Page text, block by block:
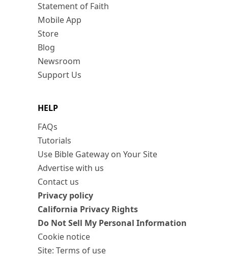
Statement of Faith
Mobile App
Store
Blog
Newsroom
Support Us
HELP
FAQs
Tutorials
Use Bible Gateway on Your Site
Advertise with us
Contact us
Privacy policy
California Privacy Rights
Do Not Sell My Personal Information
Cookie notice
Site: Terms of use